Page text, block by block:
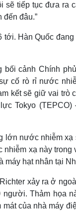
sẽ tiếp tục đưa ra
đến đâu.”
Hàn Quốc
cảnh Chính
cố rò rỉ nước
kết sẽ giữ vai trò
Tokyo
lớn nước nhiễm
xạ này
hạt nhân tại
xảy ra ở
Thảm họa
của nhà máy